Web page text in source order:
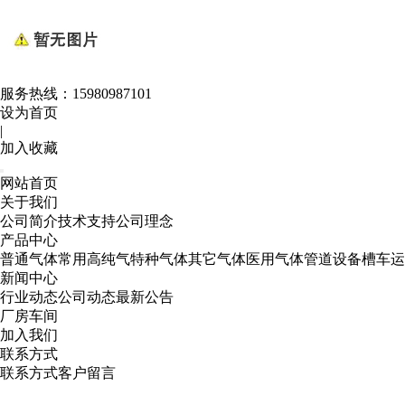
服务热线： 15980987101
设为首页
|
加入收藏
网站首页
关于我们
公司简介技术支持公司理念
产品中心
普通气体常用高纯气特种气体其它气体医用气体管道设备槽车
新闻中心
行业动态公司动态最新公告
厂房车间
加入我们
联系方式
联系方式客户留言